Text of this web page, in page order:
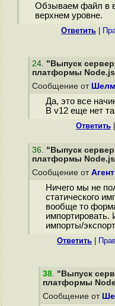
Обзываем файл в
верхнем уровне.
Ответить
24. "Выпуск
платформы
Сообщение от
Да, это все
В v12 еще нет
Ответить
36. "Выпуск
платформы
Сообщение от Агент
Ничего мы не
статического
вообще то
импортировать.
импорты/
Ответить
38. "Выпуск
платформы
Сообщение от